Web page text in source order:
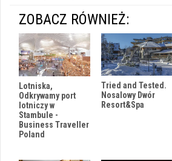
ZOBACZ RÓWNIEŻ:
Lotniska,
Odkrywamy port
lotniczy w
Stambule -
Business Traveller
Poland
Tried and Tested.
Nosalowy Dwór
Resort&Spa